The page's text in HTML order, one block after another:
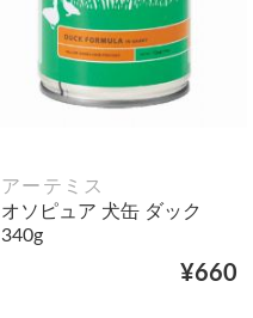
アーテミス
オソピュア 犬缶 ダック
340g
¥660